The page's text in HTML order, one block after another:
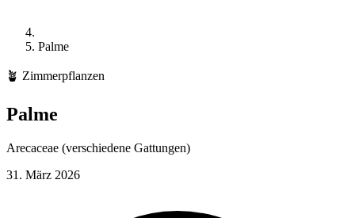
Palme
🪴 Zimmerpflanzen
Palme
Arecaceae (verschiedene Gattungen)
31. März 2026